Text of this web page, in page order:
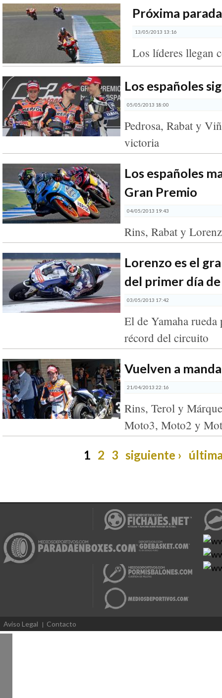
Próxima
13/05/2013 13:16
Los líderes llegan
Los españoles
05/05/2013 18:00
Pedrosa, Rabat y
victoria
Los españoles
Gran Premio
04/05/2013 19:43
Rins, Rabat y
Lorenzo es el
del primer día de
03/05/2013 17:42
El de Yamaha
récord del circuito
Vuelven a
21/04/2013 22:16
Rins, Terol y
Moto3, Moto2 y
1 2 3 siguiente ›
Aviso Legal Contacto